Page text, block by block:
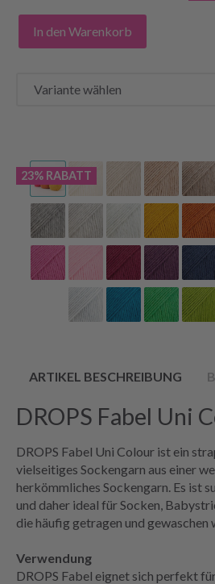
In den Warenkorb
23% RABATT
ARTIKEL BESCHREIBUNG
DROPS Fabel Uni
DROPS Fabel Uni Colour ist ein
vielseitiges Sockengarn aus einer
herkömmliches Sockengarn. Es ist
und daher ideal für Socken,
die häufig getragen und gewaschen
Verwendung
DROPS Fabel eignet sich perfekt